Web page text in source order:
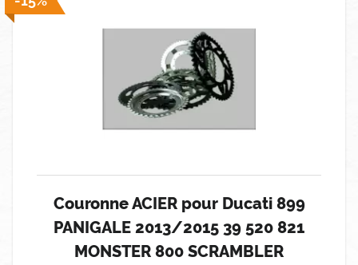
Couronne ACIER pour Ducati 899
PANIGALE 2013/2015 39 520 821
MONSTER 800 SCRAMBLER